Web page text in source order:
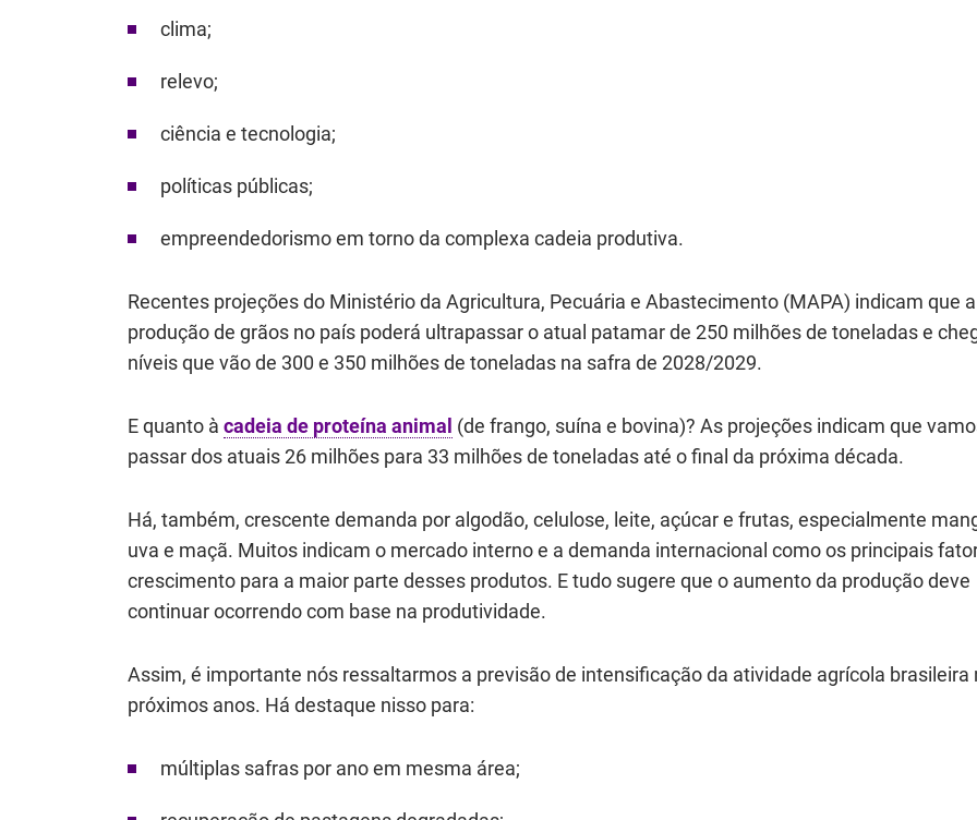
clima;
relevo;
ciência e tecnologia;
políticas públicas;
empreendedorismo em torno da complexa cadeia produtiva.
Recentes projeções do Ministério da Agricultura, Pecuária e Abastecimento (MAPA) indicam que a
produção de grãos no país poderá ultrapassar o atual patamar de 250 milhões de toneladas e
níveis que vão de 300 e 350 milhões de toneladas na safra de 2028/2029.
E quanto à cadeia de proteína animal (de frango, suína e bovina)? As projeções indicam que
passar dos atuais 26 milhões para 33 milhões de toneladas até o final da próxima década.
Há, também, crescente demanda por algodão, celulose, leite, açúcar e frutas, especialmente
uva e maçã. Muitos indicam o mercado interno e a demanda internacional como os principais
crescimento para a maior parte desses produtos. E tudo sugere que o aumento da produção deve
continuar ocorrendo com base na produtividade.
Assim, é importante nós ressaltarmos a previsão de intensificação da atividade agrícola brasileira
próximos anos. Há destaque nisso para:
múltiplas safras por ano em mesma área;